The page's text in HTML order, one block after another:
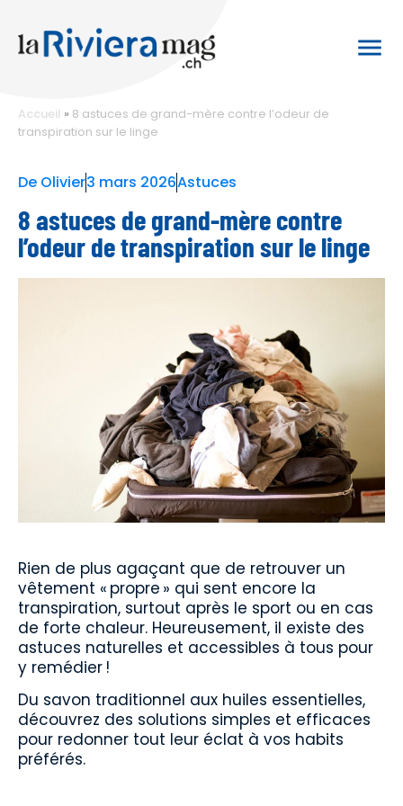
Accueil » 8 astuces de grand-mère contre l’odeur de
transpiration sur le linge
De Olivier3 mars 2026Astuces
8 astuces de grand-mère contre
l’odeur de transpiration sur le linge
Rien de plus agaçant que de retrouver un
vêtement « propre » qui sent encore la
transpiration, surtout après le sport ou en cas
de forte chaleur. Heureusement, il existe des
astuces naturelles et accessibles à tous pour
y remédier !
Du savon traditionnel aux huiles essentielles,
découvrez des solutions simples et efficaces
pour redonner tout leur éclat à vos habits
préférés.